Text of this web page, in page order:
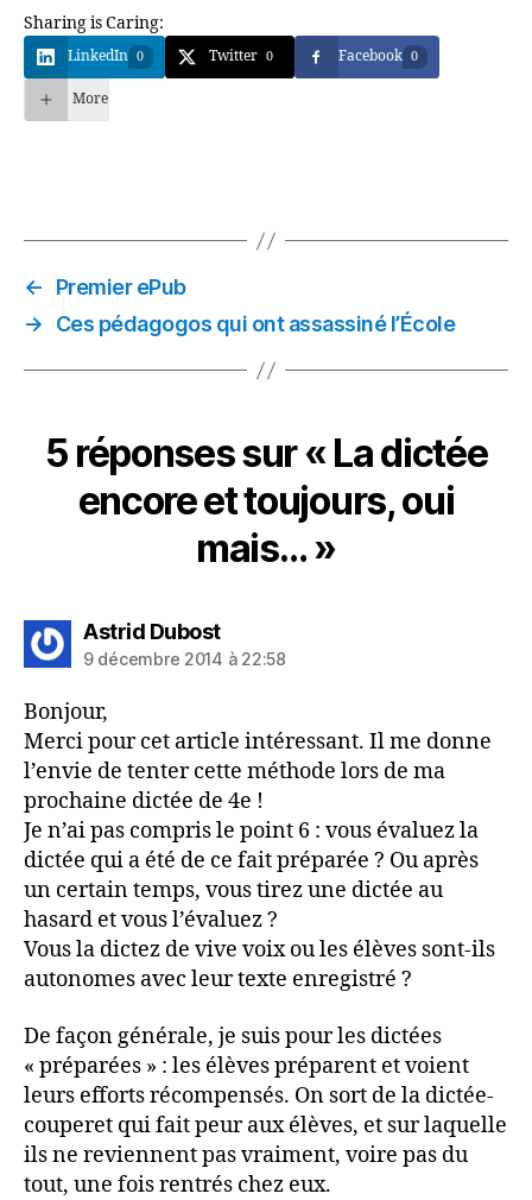
Sharing is Caring:
LinkedIn 0 Twitter 0 Facebook 0
More
←
Premier ePub
→
Ces pédagogos qui ont assassiné l’École
5 réponses sur « La dictée
encore et toujours, oui
mais… »
Astrid Dubostdit :
9 décembre 2014 à 22:58
Bonjour,
Merci pour cet article intéressant. Il me donne
l’envie de tenter cette méthode lors de ma
prochaine dictée de 4e !
Je n’ai pas compris le point 6 : vous évaluez la
dictée qui a été de ce fait préparée ? Ou après
un certain temps, vous tirez une dictée au
hasard et vous l’évaluez ?
Vous la dictez de vive voix ou les élèves sont-ils
autonomes avec leur texte enregistré ?
De façon générale, je suis pour les dictées
« préparées » : les élèves préparent et voient
leurs efforts récompensés. On sort de la dictée-
couperet qui fait peur aux élèves, et sur laquelle
ils ne reviennent pas vraiment, voire pas du
tout, une fois rentrés chez eux.